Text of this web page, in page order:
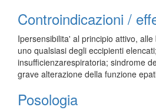
Controindicazioni /
Ipersensibilita' al principio attivo,
uno qualsiasi degli eccipienti
insufficienzarespiratoria; sindrome
grave alterazione della funzione
Posologia